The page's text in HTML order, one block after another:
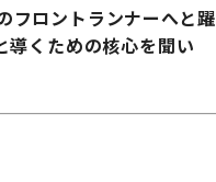
フロントランナーへと躍
導くための核心を聞い